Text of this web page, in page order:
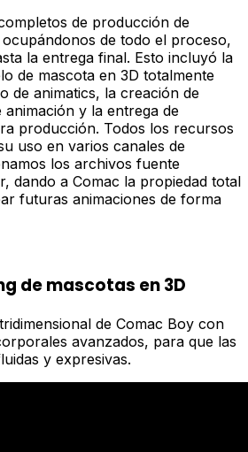
de producción de
de todo el proceso,
la entrega final. Esto incluyó la
de mascota en 3D totalmente
de animatics, la creación de
animación y la entrega de
producción. Todos los recursos
uso en varios canales de
los archivos fuente
dando a Comac la propiedad total
futuras animaciones de forma
de mascotas en 3D
de Comac Boy con
avanzados, para que las
y expresivas.